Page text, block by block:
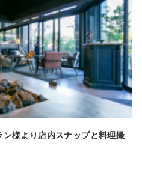
様より店内スナップと料理撮